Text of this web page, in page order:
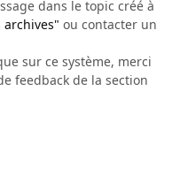
dans le topic créé à
archives" ou contacter un
sur ce système, merci
feedback de la section